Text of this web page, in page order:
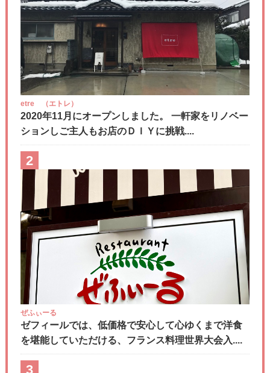
etre （エトレ）
2020年11月にオープンしました。 一軒家をリノベー
ションしご主人もお店のＤＩＹに挑戦....
2
ぜふぃーる
ゼフィールでは、低価格で安心して心ゆくまで洋食
を堪能していただける、フランス料理世界大会入....
3